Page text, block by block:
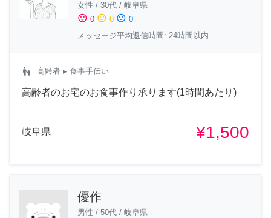
女性 / 30代 / 岐阜県
sentiment_satisfied 0 sentiment_neutral 0 sentiment_dissatisfied 0
メッセージ平均返信時間: 24時間以内
escalator_warning 高齢者 ▸ 食事手伝い
高齢者のお宅のお食事作り承ります(1時間あたり)
岐阜県 ¥1,500
優作
男性 / 50代 / 岐阜県